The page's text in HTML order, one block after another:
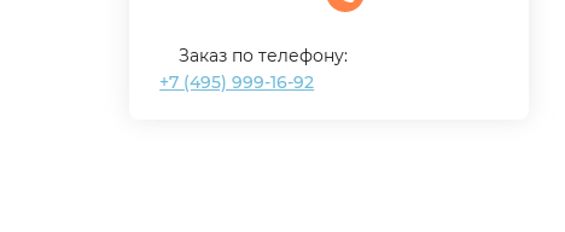
Заказ по телефону:
+7 (495) 999-16-92